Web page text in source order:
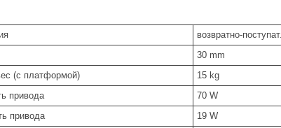
возвратно-поступат.
30 mm
(с платформой)
15 kg
привода
70 W
привода
19 W